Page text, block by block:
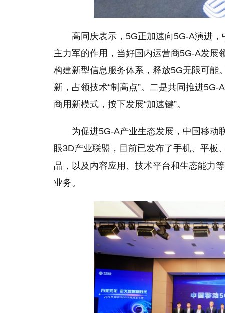
高同庆表示，5G正加速向5G-A演进
主力军的作用，当好国内运营商5G-A发展
构建新型信息服务体系，释放5G无限可能
新，占领技术“制高点”。二是共同推进
商用新模式，按下发展“加速键”。
为促进5G-A产业生态发展，中国移动
眼3D产业联盟，目前已发布了手机、平板
品，以及内容应用、技术平台和生态能力
业务。